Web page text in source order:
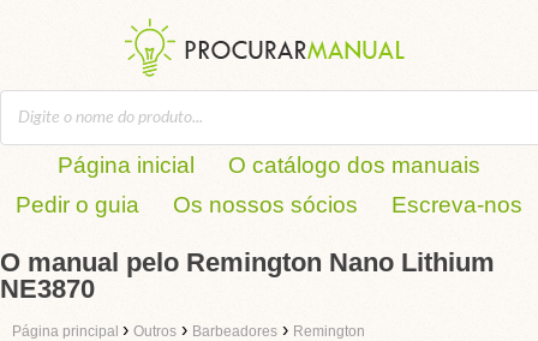
Página inicial
O catálogo dos manuais
Pedir o guia
Os nossos sócios Escreva-nos
O manual pelo Remington Nano Lithium
NE3870
Página principal › Outros › Barbeadores › Remington